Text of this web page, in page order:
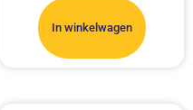
In winkelwagen